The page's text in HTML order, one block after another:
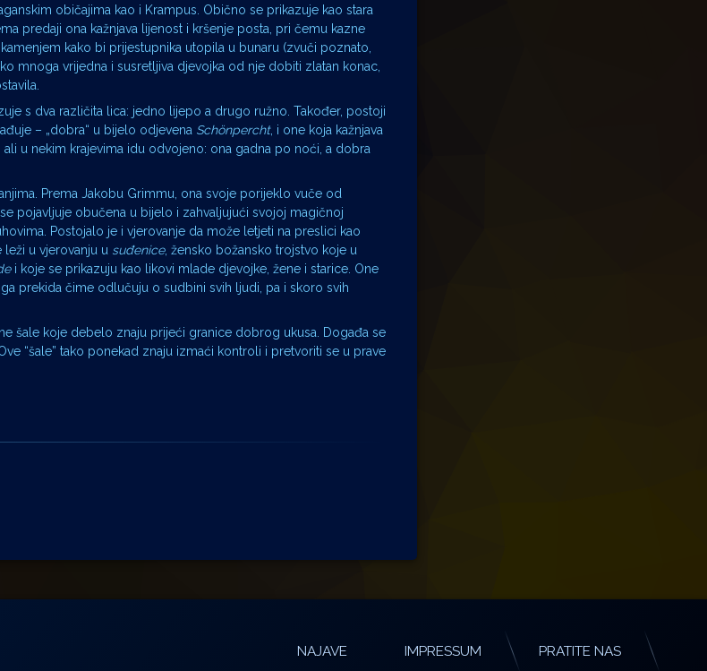
običajima kao i Krampus. Obično se prikazuje kao stara
predaji ona kažnjava lijenost i kršenje posta, pri čemu kazne
kako bi prijestupnika utopila u bunaru (zvuči poznato,
mnoga vrijedna i susretljiva djevojka od nje dobiti zlatan konac,
s dva različita lica: jedno lijepo a drugo ružno. Također, postoji
– „dobra“ u bijelo odjevena Schönpercht, i one koja kažnjava
ali u nekim krajevima idu odvojeno: ona gadna po noći, a dobra
Prema Jakobu Grimmu, ona svoje porijeklo vuče od
pojavljuje obučena u bijelo i zahvaljujući svojoj magičnoj
Postojalo je i vjerovanje da može letjeti na preslici kao
u vjerovanju u suđenice, žensko božansko trojstvo koje u
i koje se prikazuju kao likovi mlade djevojke, žene i starice. One
prekida čime odlučuju o sudbini svih ljudi, pa i skoro svih
šale koje debelo znaju prijeći granice dobrog ukusa. Događa se
“šale” tako ponekad znaju izmaći kontroli i pretvoriti se u prave
NAJAVE IMPRESSUM PRATITE NAS